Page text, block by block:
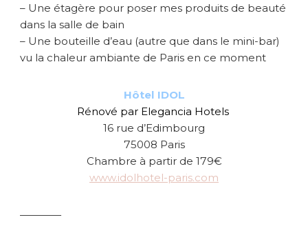
– Une étagère pour poser mes produits de beauté
dans la salle de bain
– Une bouteille d’eau (autre que dans le mini-bar)
vu la chaleur ambiante de Paris en ce moment
Hôtel IDOL
Rénové par Elegancia Hotels
16 rue d’Edimbourg
75008 Paris
Chambre à partir de 179€
www.idolhotel-paris.com
————